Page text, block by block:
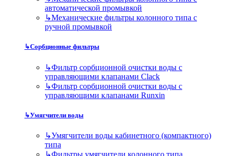
автоматической промывкой
↳Механические фильтры колонного типа с
ручной промывкой
↳Сорбционные фильтры
↳Фильтр сорбционной очистки воды с
управляющими клапанами Clack
↳Фильтр сорбционной очистки воды с
управляющими клапанами Runxin
↳Умягчители воды
↳Умягчители воды кабинетного (компактного)
типа
↳Фильтры умягчители колонного типа